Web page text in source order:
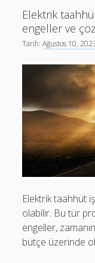
için
bir
Elektrik
engeller ve
Tarih:Ağustos 10,
Elektrik taahhüt
olabilir. Bu tür
engeller,
bütçe üzerinde